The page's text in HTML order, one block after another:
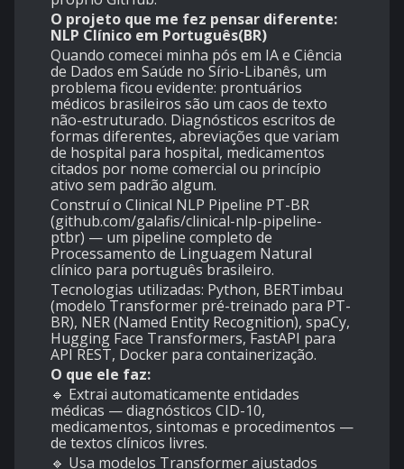
O projeto que me fez pensar diferente:
NLP Clínico em Português(BR)
Quando comecei minha pós em IA e Ciência
de Dados em Saúde no Sírio-Libanês, um
problema ficou evidente: prontuários
médicos brasileiros são um caos de texto
não-estruturado. Diagnósticos escritos de
formas diferentes, abreviações que variam
de hospital para hospital, medicamentos
citados por nome comercial ou princípio
ativo sem padrão algum.
Construí o Clinical NLP Pipeline PT-BR
(github.com/galafis/clinical-nlp-pipeline-
ptbr) — um pipeline completo de
Processamento de Linguagem Natural
clínico para português brasileiro.
Tecnologias utilizadas: Python, BERTimbau
(modelo Transformer pré-treinado para PT-
BR), NER (Named Entity Recognition), spaCy,
Hugging Face Transformers, FastAPI para
API REST, Docker para containerização.
O que ele faz:
🔹 Extrai automaticamente entidades
médicas — diagnósticos CID-10,
medicamentos, sintomas e procedimentos —
de textos clínicos livres.
🔹 Usa modelos Transformer ajustados